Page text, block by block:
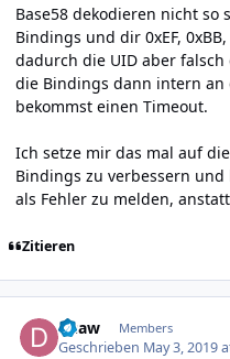
Base58 dekodieren nicht
Bindings und dir 0xEF,
dadurch die UID aber
die Bindings dann intern an
bekommst einen Timeout.
Ich setze mir das mal auf
Bindings zu verbessern
als Fehler zu melden,
Zitieren
duaw Members
Geschrieben May 3, 2019